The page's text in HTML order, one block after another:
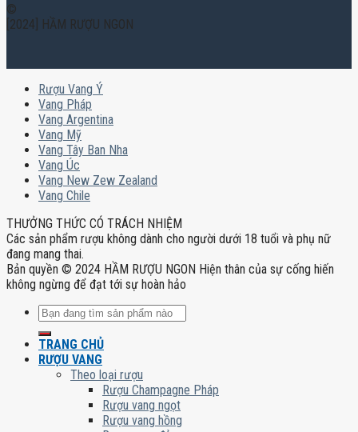
©
[2024] HẦM RƯỢU NGON
Rượu Vang Ý
Vang Pháp
Vang Argentina
Vang Mỹ
Vang Tây Ban Nha
Vang Úc
Vang New Zew Zealand
Vang Chile
THƯỞNG THỨC CÓ TRÁCH NHIỆM
Các sản phẩm rượu không dành cho người dưới 18 tuổi và phụ nữ
đang mang thai.
Bản quyền © 2024 HẦM RƯỢU NGON Hiện thân của sự cống hiến
không ngừng để đạt tới sự hoàn hảo
Tìm
kiếm:
TRANG CHỦ
RƯỢU VANG
Theo loại rượu
Rượu Champagne Pháp
Rượu vang ngọt
Rượu vang hồng